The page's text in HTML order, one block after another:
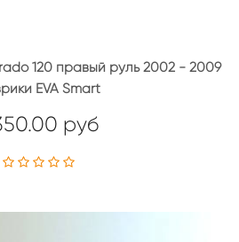
120 правый руль 2002 - 2009
EVA Smart
руб